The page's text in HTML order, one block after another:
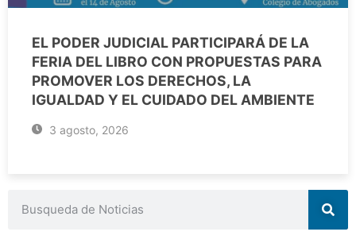
EL PODER JUDICIAL PARTICIPARÁ DE LA
FERIA DEL LIBRO CON PROPUESTAS PARA
PROMOVER LOS DERECHOS, LA
IGUALDAD Y EL CUIDADO DEL AMBIENTE
3 agosto, 2026